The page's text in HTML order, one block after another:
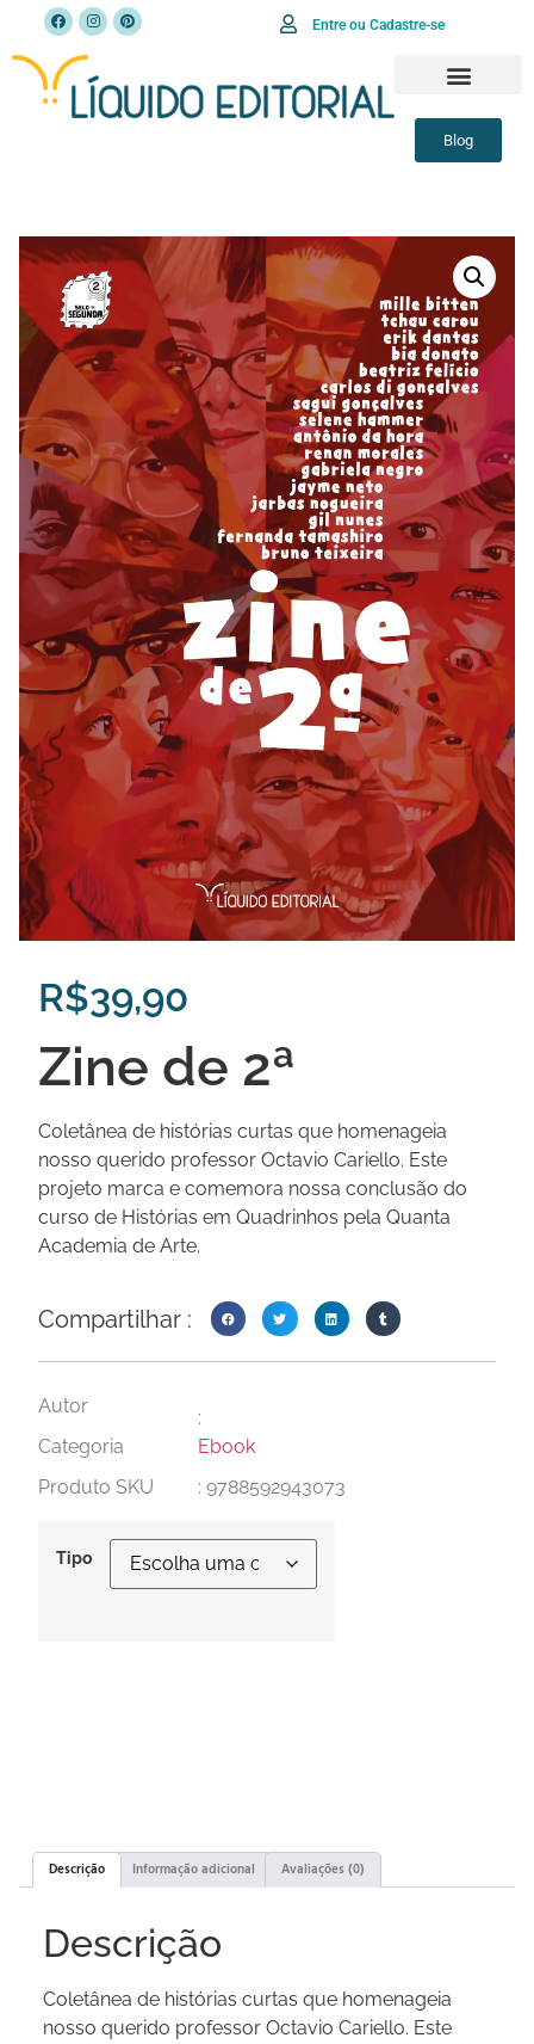
Entre ou Cadastre-se
Blog
R$39,90
Zine de 2ª
Coletânea de histórias curtas que homenageia
nosso querido professor Octavio Cariello. Este
projeto marca e comemora nossa conclusão do
curso de Histórias em Quadrinhos pela Quanta
Academia de Arte.
Compartilhar :
Autor
Categoria
Produto SKU
:
Ebook
: 9788592943073
Tipo
Descrição Informação adicional Avaliações (0)
Descrição
Coletânea de histórias curtas que homenageia
nosso querido professor Octavio Cariello. Este